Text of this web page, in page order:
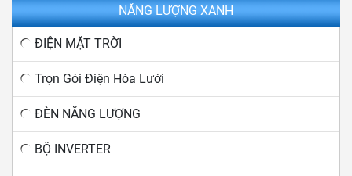
NĂNG LƯỢNG XANH
ĐIỆN MẶT TRỜI
Trọn Gói Điện Hòa Lưới
ĐÈN NĂNG LƯỢNG
BỘ INVERTER